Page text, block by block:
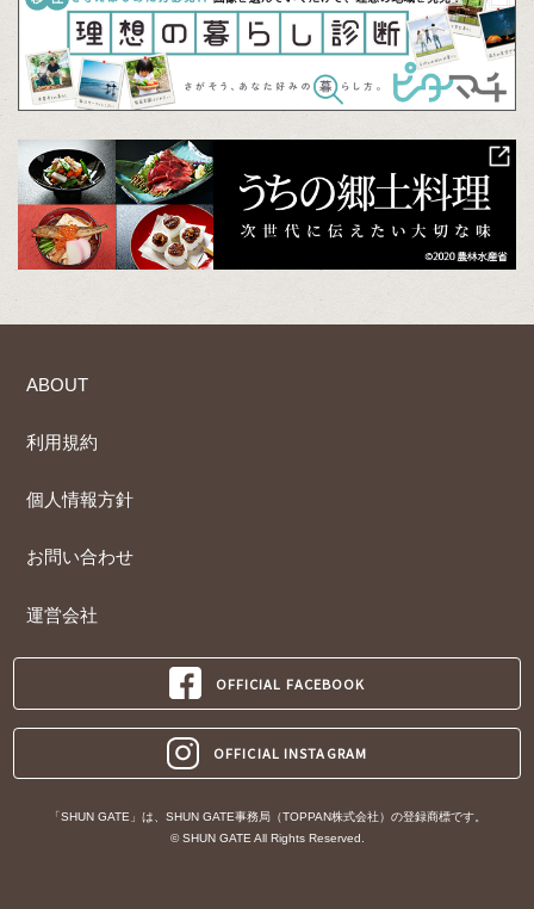
ABOUT
利用規約
個人情報方針
お問い合わせ
運営会社
OFFICIAL FACEBOOK
OFFICIAL INSTAGRAM
「SHUN GATE」は、SHUN GATE事務局（TOPPAN株式会社）の登録商標です。
© SHUN GATE All Rights Reserved.